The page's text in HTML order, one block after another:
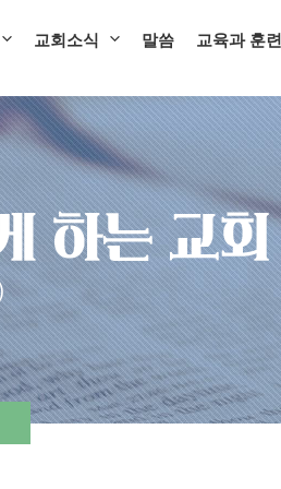
교회소식 말씀 교육과 훈련